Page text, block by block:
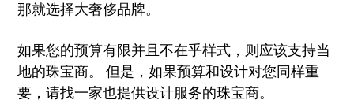
那就选择大奢侈品牌。
如果您的预算有限并且不在乎样式，则应该支持当
地的珠宝商。 但是，如果预算和设计对您同样重
要，请找一家也提供设计服务的珠宝商。